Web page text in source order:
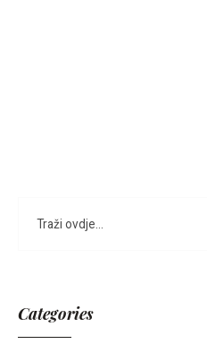
Categories